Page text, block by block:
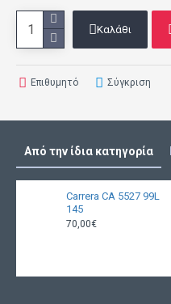
Καλάθι
Επιθυμητό Σύγκριση
Από την ίδια κατηγορία
Carrera CA 5527 99L
145
70,00€